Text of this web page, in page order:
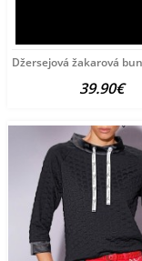
Džersejová žakarová
39.90€